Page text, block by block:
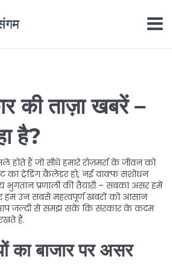
की ताज़ा खबरें –
है?
हैं जो सीधे हमारे रोज़मर्रा के जीवन को
का ट्रेडिंग कैलेंडर हो, नई वाक्फ संशोधन
भुगतान प्रणाली की तैयारी – सबका असर हमें
हम उन सबसे महत्वपूर्ण खबरों को आसान
जल्दी से समझ सकें कि सरकार के कदम
हैं.
का बाजार पर असर